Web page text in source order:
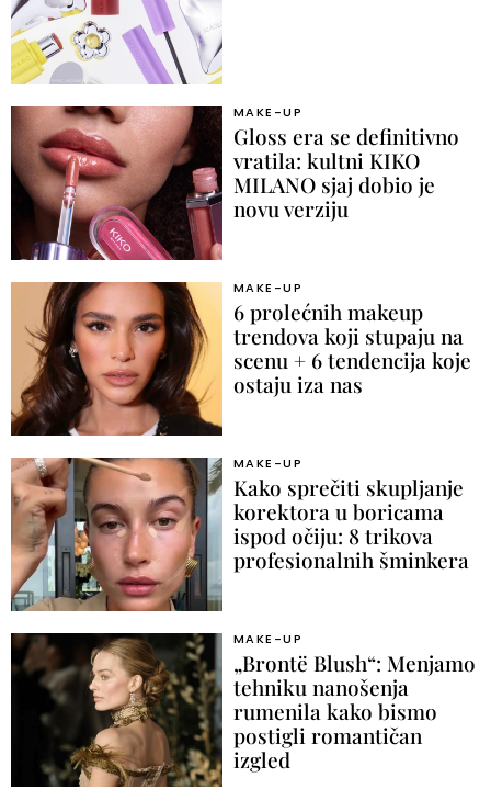
MAKE-UP
Gloss era se definitivno
vratila: kultni KIKO
MILANO sjaj dobio je
novu verziju
MAKE-UP
6 prolećnih makeup
trendova koji stupaju na
scenu + 6 tendencija koje
ostaju iza nas
MAKE-UP
Kako sprečiti skupljanje
korektora u boricama
ispod očiju: 8 trikova
profesionalnih šminkera
MAKE-UP
„Brontë Blush“: Menjamo
tehniku nanošenja
rumenila kako bismo
postigli romantičan
izgled